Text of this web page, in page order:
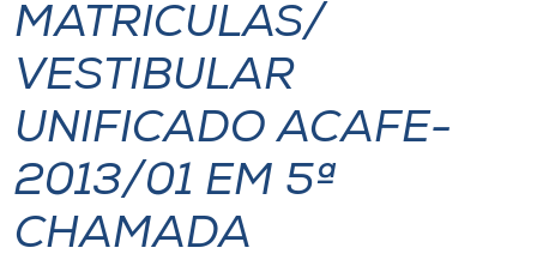
Diplomados
Cultura
CPA
MATRICULAS/
VESTIBULAR
UNIFICADO ACAFE-
2013/01 EM 5ª
CHAMADA